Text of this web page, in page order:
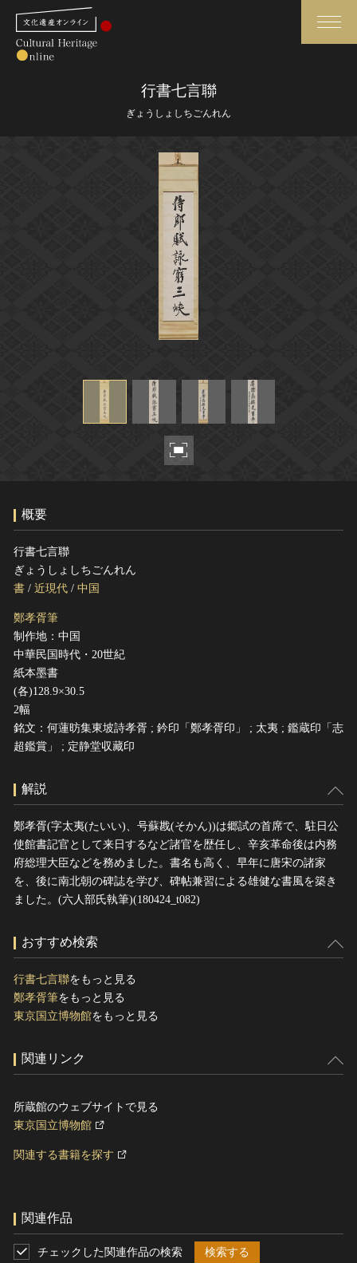
さらに詳細検索
博物館、美術館の皆さまへ
文化庁よりご挨拶
今月のみどころ
お知らせ一覧
このサイトについて
関連サイトリンク
サイトマップ
サイトのご意見はこちら
文化遺産データベース
国指定文化財等データベース
行書七言聯
ぎょうしょしちごんれん
概要
行書七言聯
ぎょうしょしちごんれん
書 / 近現代 / 中国
鄭孝胥筆
制作地：中国
中華民国時代・20世紀
紙本墨書
(各)128.9×30.5
2幅
銘文：何蓮昉集東坡詩孝胥 ; 鈐印「鄭孝胥印」 ; 太夷 ; 鑑蔵印「志
超鑑賞」 ; 定静堂収藏印
解説
鄭孝胥(字太夷(たいい)、号蘇戡(そかん))は郷試の首席で、駐日公
使館書記官として来日するなど諸官を歴任し、辛亥革命後は内務
府総理大臣などを務めました。書名も高く、早年に唐宋の諸家
を、後に南北朝の碑誌を学び、碑帖兼習による雄健な書風を築き
ました。(六人部氏執筆)(180424_t082)
おすすめ検索
行書七言聯をもっと見る
鄭孝胥筆をもっと見る
東京国立博物館をもっと見る
関連リンク
所蔵館のウェブサイトで見る
東京国立博物館
関連する書籍を探す
関連作品
チェックした関連作品の検索 検索する